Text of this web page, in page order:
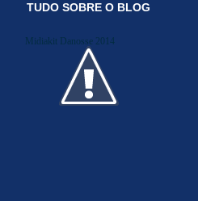
TUDO SOBRE O BLOG
Midiakit Danosse 2014